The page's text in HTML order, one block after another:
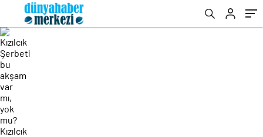
Ocak 2025 Show TV yayın akışı